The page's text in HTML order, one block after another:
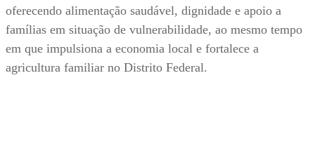
oferecendo alimentação saudável, dignidade e apoio a
famílias em situação de vulnerabilidade, ao mesmo tempo
em que impulsiona a economia local e fortalece a
agricultura familiar no Distrito Federal.